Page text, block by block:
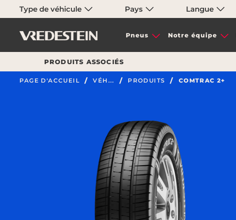
Type de véhicule Pays Langue
Pneus Notre équipe
PRODUITS ASSOCIÉS
PAGE D'ACCUEIL VÉH... PRODUITS COMTRAC 2+